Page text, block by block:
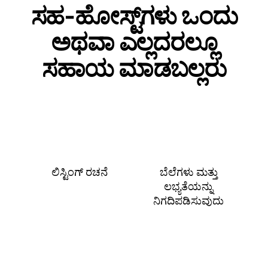
ಸಹ‑ಹೋಸ್ಟ್‌ಗಳು ಒಂದು
ಅಥವಾ ಎಲ್ಲದರಲ್ಲೂ
ಸಹಾಯ ಮಾಡಬಲ್ಲರು
ಲಿಸ್ಟಿಂಗ್ ರಚನೆ
ಬೆಲೆಗಳು ಮತ್ತು
ಲಭ್ಯತೆಯನ್ನು
ನಿಗದಿಪಡಿಸುವುದು